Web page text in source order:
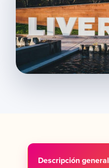
Descripción general